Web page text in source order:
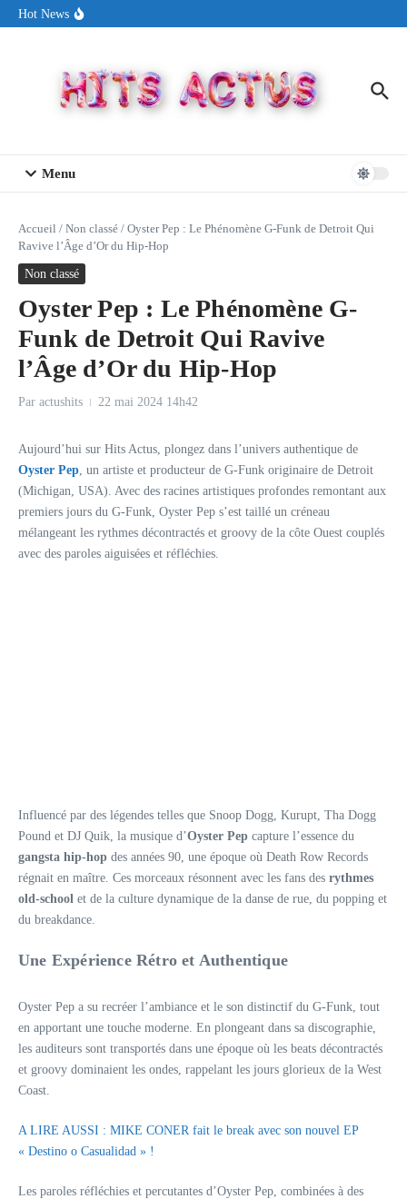
Aller au contenu
Hot News
« New Day »
Menu
Accueil / Non classé / Oyster Pep : Le Phénomène G-Funk de Detroit Qui
Ravive l’Âge d’Or du Hip-Hop
Non classé
Oyster Pep : Le Phénomène G-
Funk de Detroit Qui Ravive
l’Âge d’Or du Hip-Hop
Par actushits 22 mai 2024 14h42
Aujourd’hui sur Hits Actus, plongez dans l’univers authentique de
Oyster Pep, un artiste et producteur de G-Funk originaire de Detroit
(Michigan, USA). Avec des racines artistiques profondes remontant aux
premiers jours du G-Funk, Oyster Pep s’est taillé un créneau
mélangeant les rythmes décontractés et groovy de la côte Ouest couplés
avec des paroles aiguisées et réfléchies.
Influencé par des légendes telles que Snoop Dogg, Kurupt, Tha Dogg
Pound et DJ Quik, la musique d’Oyster Pep capture l’essence du
gangsta hip-hop des années 90, une époque où Death Row Records
régnait en maître. Ces morceaux résonnent avec les fans des rythmes
old-school et de la culture dynamique de la danse de rue, du popping et
du breakdance.
Une Expérience Rétro et Authentique
Oyster Pep a su recréer l’ambiance et le son distinctif du G-Funk, tout
en apportant une touche moderne. En plongeant dans sa discographie,
les auditeurs sont transportés dans une époque où les beats décontractés
et groovy dominaient les ondes, rappelant les jours glorieux de la West
Coast.
A LIRE AUSSI : MIKE CONER fait le break avec son nouvel EP
« Destino o Casualidad » !
Les paroles réfléchies et percutantes d’Oyster Pep, combinées à des